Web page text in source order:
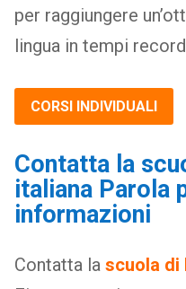
per raggiungere
lingua in tempi record
CORSI INDIVIDUALI
Contatta la
italiana Parola
informazioni
Contatta la scuola di